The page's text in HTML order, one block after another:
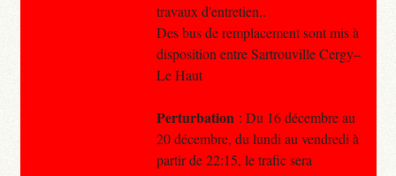
travaux d'entretien..
Des bus de remplacement sont mis à
disposition entre Sartrouville Cergy–
Le Haut
Perturbation : Du 16 décembre au
20 décembre, du lundi au vendredi à
partir de 22:15, le trafic sera